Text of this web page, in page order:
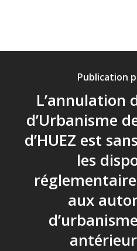
Publication
L’annulation
d’Urbanisme
d’HUEZ est
les
aux